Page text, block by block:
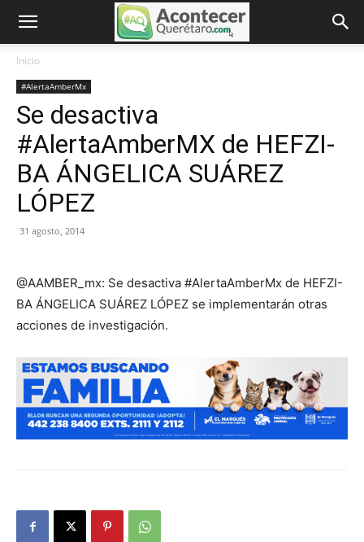
Inicio
#AlertaAmberMx
Se desactiva
#AlertaAmberMX de HEFZI-
BA ÁNGELICA SUÁREZ
LÓPEZ
31 agosto, 2014
@AAMBER_mx: Se desactiva #AlertaAmberMx de HEFZI-
BA ÁNGELICA SUÁREZ LÓPEZ se implementarán otras
acciones de investigación.